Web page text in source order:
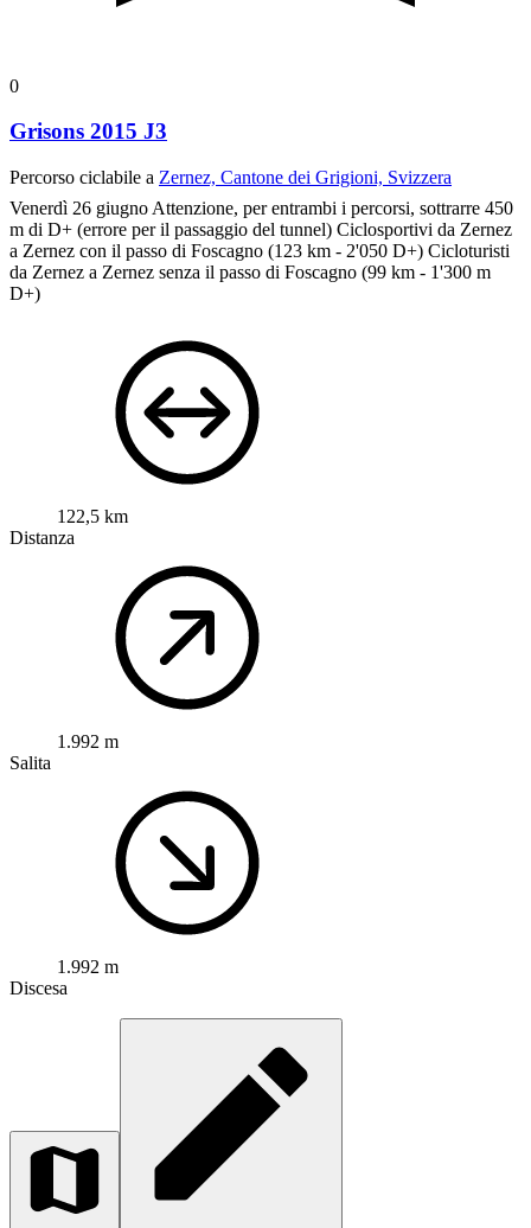
0
Grisons 2015 J3
Percorso ciclabile a Zernez, Cantone dei Grigioni, Svizzera
Venerdì 26 giugno Attenzione, per entrambi i percorsi, sottrarre 450
m di D+ (errore per il passaggio del tunnel) Ciclosportivi da Zernez
a Zernez con il passo di Foscagno (123 km - 2'050 D+) Cicloturisti
da Zernez a Zernez senza il passo di Foscagno (99 km - 1'300 m
D+)
122,5 km
Distanza
1.992 m
Salita
1.992 m
Discesa